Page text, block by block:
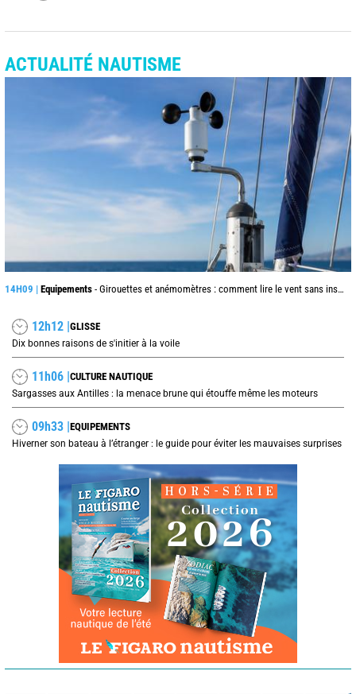
ACTUALITÉ NAUTISME
14H09 | Equipements - Girouettes et anémomètres : comment lire le vent sans instrument connecté
12h12 |GLISSE
Dix bonnes raisons de s'initier à la voile
11h06 |CULTURE NAUTIQUE
Sargasses aux Antilles : la menace brune qui étouffe même les moteurs
09h33 |EQUIPEMENTS
Hiverner son bateau à l’étranger : le guide pour éviter les mauvaises surprises